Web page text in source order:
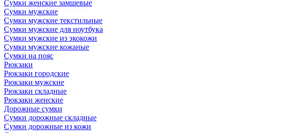
Сумки женские замшевые
Сумки мужские
Сумки мужские текстильные
Сумки мужские для ноутбука
Сумки мужские из экокожи
Сумки мужские кожаные
Сумки на пояс
Рюкзаки
Рюкзаки городские
Рюкзаки мужские
Рюкзаки складные
Рюкзаки женские
Дорожные сумки
Сумки дорожные складные
Сумки дорожные из кожи